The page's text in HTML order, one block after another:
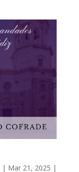
| Mar 21, 2025 |